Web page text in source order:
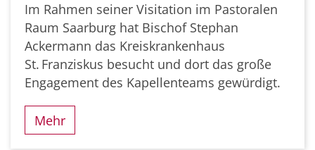
Im Rahmen seiner Visitation im Pastoralen
Raum Saarburg hat Bischof Stephan
Ackermann das Kreiskrankenhaus
St. Franziskus besucht und dort das große
Engagement des Kapellenteams gewürdigt.
Mehr